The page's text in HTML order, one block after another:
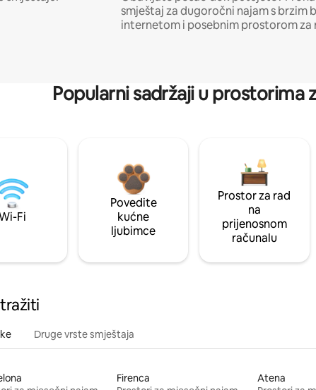
smještaj za dugoročni najam s brzim
internetom i posebnim prostorom za
Popularni sadržaji u prostorima
Fi
Povedite
kućne
ljubimce
Prostor za rad
na
prijenosnom
računalu
Druge vrste smještaja
Firenca
Atena